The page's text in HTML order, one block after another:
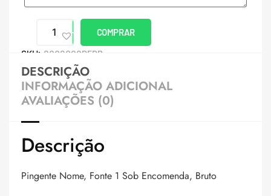
COMPRAR
SKU: 8002000PERB
DESCRIÇÃO
INFORMAÇÃO ADICIONAL
AVALIAÇÕES (0)
Descrição
Pingente Nome, Fonte 1 Sob Encomenda, Bruto